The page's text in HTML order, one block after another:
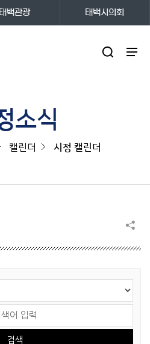
태백관광 태백시의회
소식
캘린더 시정 캘린더